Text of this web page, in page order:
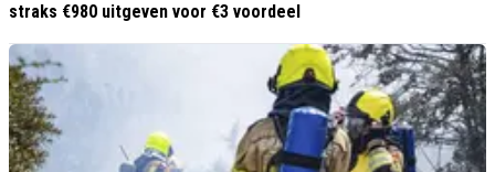
straks €980 uitgeven voor €3 voordeel